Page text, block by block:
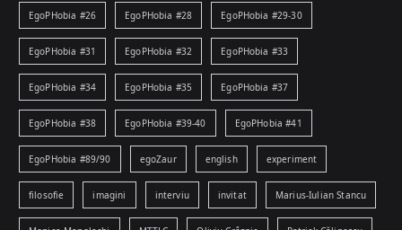
EgoPHobia #26 EgoPHobia #28 EgoPHobia #29-30
EgoPHobia #31 EgoPHobia #32 EgoPHobia #33
EgoPHobia #34 EgoPHobia #35 EgoPHobia #37
EgoPHobia #38 EgoPHobia #39-40 EgoPHobia #41
EgoPHobia #89/90 egoZaur english experiment
filosofie imagini interviu invitat Marius-Iulian Stancu